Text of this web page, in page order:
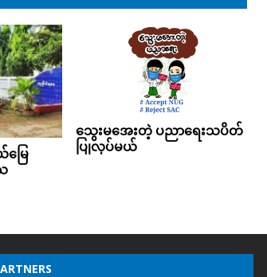
ြေ
သွေးမအေးတဲ့ ပညာရေးသပိတ်
ပြုလုပ်မယ်